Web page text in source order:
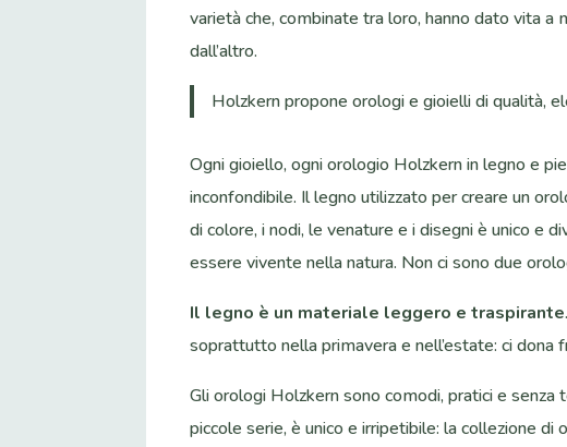
varietà che, combinate tra loro, hanno dato vita
dall’altro.
Holzkern propone orologi e gioielli di qualità,
Ogni gioiello, ogni orologio Holzkern in legno e
inconfondibile. Il legno utilizzato per creare un
di colore, i nodi, le venature e i disegni è unico e
essere vivente nella natura. Non ci sono due
Il legno è un materiale leggero e traspirante
soprattutto nella primavera e nell’estate: ci dona
Gli orologi Holzkern sono comodi, pratici e
piccole serie, è unico e irripetibile: la collezione